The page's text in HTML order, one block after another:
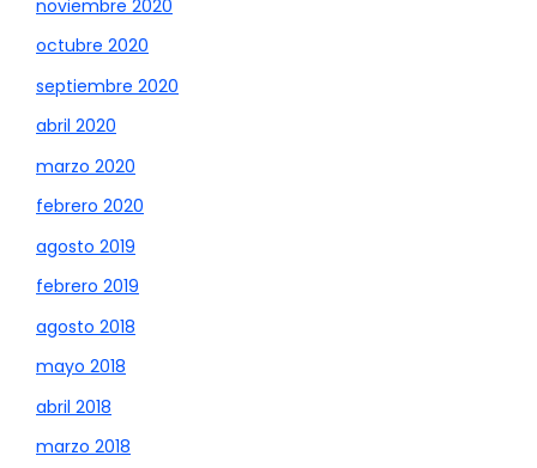
noviembre 2020
octubre 2020
septiembre 2020
abril 2020
marzo 2020
febrero 2020
agosto 2019
febrero 2019
agosto 2018
mayo 2018
abril 2018
marzo 2018